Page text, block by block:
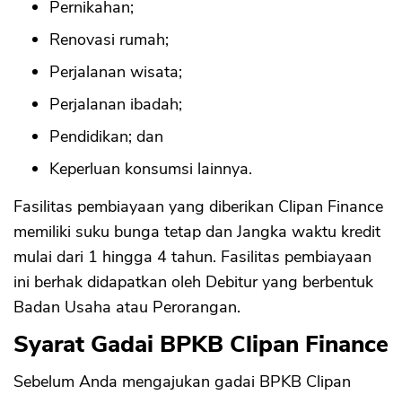
Pernikahan;
Renovasi rumah;
Perjalanan wisata;
Perjalanan ibadah;
Pendidikan; dan
Keperluan konsumsi lainnya.
Fasilitas pembiayaan yang diberikan Clipan Finance
memiliki suku bunga tetap dan Jangka waktu kredit
mulai dari 1 hingga 4 tahun. Fasilitas pembiayaan
ini berhak didapatkan oleh Debitur yang berbentuk
Badan Usaha atau Perorangan.
Syarat Gadai BPKB Clipan Finance
Sebelum Anda mengajukan gadai BPKB Clipan